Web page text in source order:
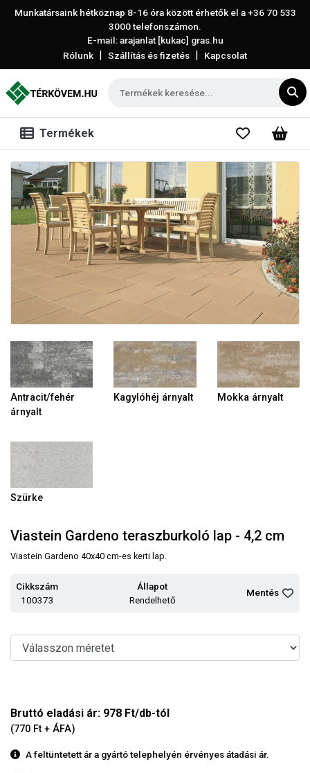
Munkatársaink hétköznap 8-16 óra között érhetők el a+36 70 533
3000telefonszámon.
E-mail: arajanlat [kukac] gras.hu
Rólunk | Szállítás és fizetés | Kapcsolat
Termékek
Antracit/fehér
árnyalt
Kagylóhéj árnyalt Mokka árnyalt
Szürke
Viastein Gardeno teraszburkoló lap - 4,2 cm
Viastein Gardeno 40x40 cm-es kerti lap.
Cikkszám
100373
Állapot
Rendelhető
Mentés
Bruttó eladási ár: 978 Ft/db-tól
(770 Ft + ÁFA)
A feltüntetett ár a gyártó telephelyén érvényes átadási ár.